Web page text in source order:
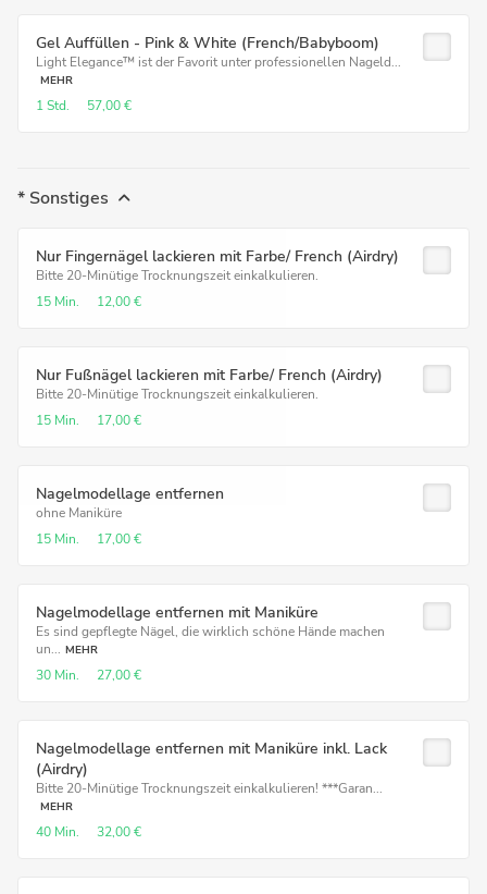
Gel Auffüllen - Pink & White (French/Babyboom)
Light Elegance™ ist der Favorit unter professionellen Nageld...
MEHR
1 Std. 57,00 €
* Sonstiges
Nur Fingernägel lackieren mit Farbe/ French (Airdry)
Bitte 20-Minütige Trocknungszeit einkalkulieren.
15 Min.
12,00 €
Nur Fußnägel lackieren mit Farbe/ French (Airdry)
Bitte 20-Minütige Trocknungszeit einkalkulieren.
15 Min.
17,00 €
Nagelmodellage entfernen
ohne Maniküre
15 Min.
17,00 €
Nagelmodellage entfernen mit Maniküre
Es sind gepflegte Nägel, die wirklich schöne Hände machen
un... MEHR
30 Min. 27,00 €
Nagelmodellage entfernen mit Maniküre inkl. Lack
(Airdry)
Bitte 20-Minütige Trocknungszeit einkalkulieren! ***Garan...
MEHR
40 Min. 32,00 €